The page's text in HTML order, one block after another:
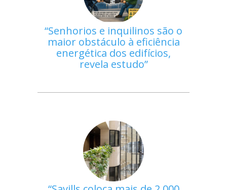
Senhorios e inquilinos são o
maior obstáculo à eficiência
energética dos edifícios,
revela estudo